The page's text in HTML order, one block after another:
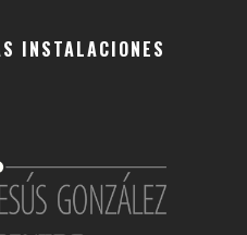
INSTALACIONES